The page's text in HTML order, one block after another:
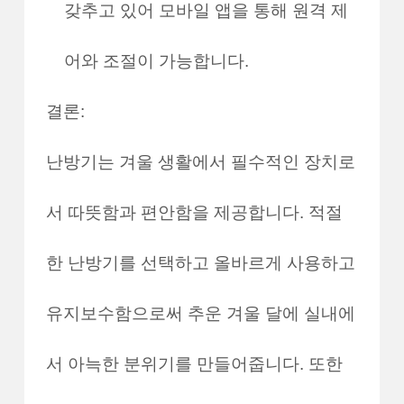
갖추고 있어 모바일 앱을 통해 원격 제
어와 조절이 가능합니다.
결론:
난방기는 겨울 생활에서 필수적인 장치로
서 따뜻함과 편안함을 제공합니다. 적절
한 난방기를 선택하고 올바르게 사용하고
유지보수함으로써 추운 겨울 달에 실내에
서 아늑한 분위기를 만들어줍니다. 또한